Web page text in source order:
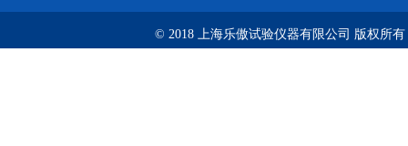
© 2018 上海乐傲试验仪器有限公司 版权所